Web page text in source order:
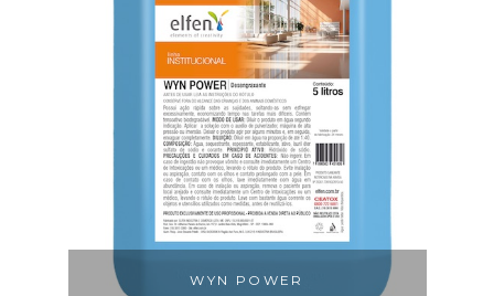
WYN POWER